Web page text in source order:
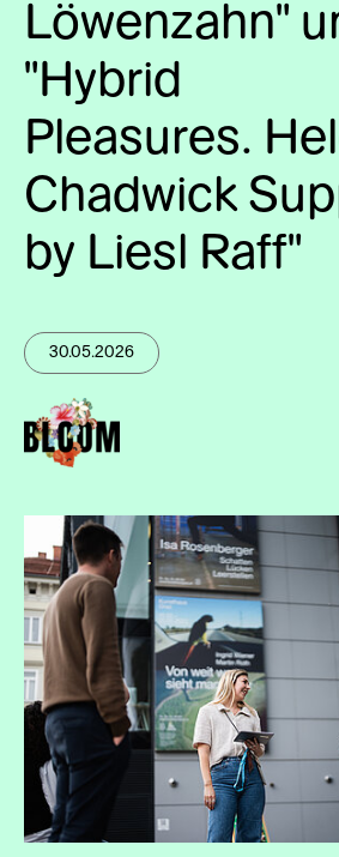
Löwenzahn"
"Hybrid
Pleasures.
Chadwick
by Liesl Raff"
30.05.2026